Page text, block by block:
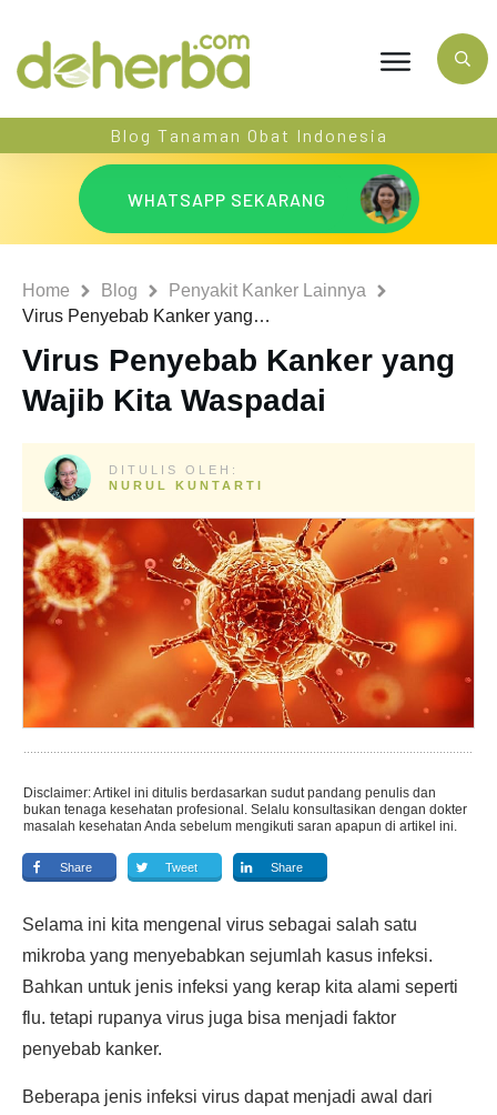
Blog Tanaman Obat Indonesia
WHATSAPP SEKARANG
Home Blog
Penyakit Kanker Lainnya
Virus Penyebab Kanker yang Wajib Kita Waspadai
Virus Penyebab Kanker yang
Wajib Kita Waspadai
DITULIS OLEH:
NURUL KUNTARTI
Disclaimer: Artikel ini ditulis berdasarkan sudut pandang penulis dan
bukan tenaga kesehatan profesional. Selalu konsultasikan dengan dokter
masalah kesehatan Anda sebelum mengikuti saran apapun di artikel ini.
Share Tweet Share
Selama ini kita mengenal virus sebagai salah satu
mikroba yang menyebabkan sejumlah kasus infeksi.
Bahkan untuk jenis infeksi yang kerap kita alami seperti
flu. tetapi rupanya virus juga bisa menjadi faktor
penyebab kanker.
Beberapa jenis infeksi virus dapat menjadi awal dari